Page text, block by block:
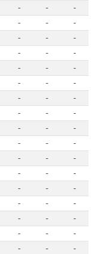
- -
-
- -
-
- -
-
- -
-
- -
-
- -
-
- -
-
- -
-
- -
-
- -
-
- -
-
- -
-
- -
-
- -
-
- -
-
- -
-
- -
-